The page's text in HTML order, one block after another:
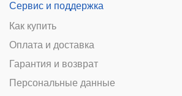
Сервис и поддержка
Как купить
Оплата и доставка
Гарантия и возврат
Персональные данные